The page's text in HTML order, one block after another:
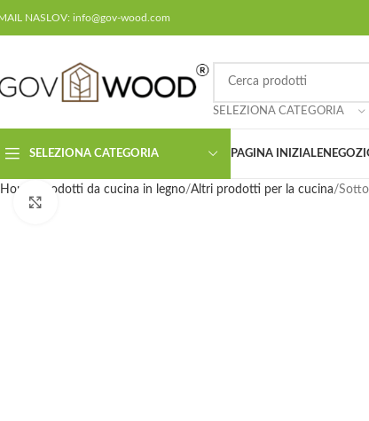
NASLOV: info@gov-wood.com
SELEZIONA CATEGORIA
SELEZIONA CATEGORIA PAGINA INIZIALE
Home Prodotti da cucina in legno Altri prodotti per la cucina